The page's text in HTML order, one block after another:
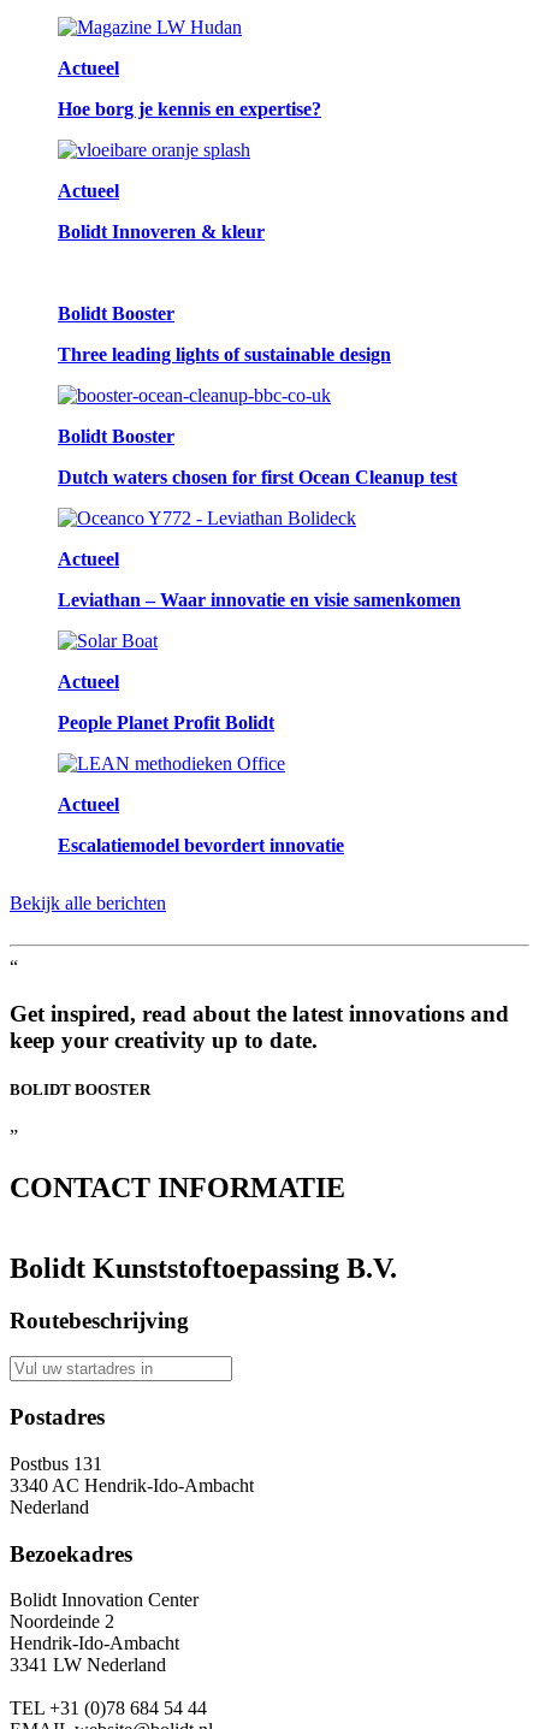
Actueel
Hoe borg je kennis en expertise?
Actueel
Bolidt Innoveren & kleur
Bolidt Booster
Three leading lights of sustainable design
Bolidt Booster
Dutch waters chosen for first Ocean Cleanup test
Actueel
Leviathan – Waar innovatie en visie samenkomen
Actueel
People Planet Profit Bolidt
Actueel
Escalatiemodel bevordert innovatie
Bekijk alle berichten
“
Get inspired, read about the latest innovations and
keep your creativity up to date.
BOLIDT BOOSTER
”
CONTACT INFORMATIE
Bolidt Kunststoftoepassing B.V.
Routebeschrijving
Postadres
Postbus 131
3340 AC Hendrik-Ido-Ambacht
Nederland
Bezoekadres
Bolidt Innovation Center
Noordeinde 2
Hendrik-Ido-Ambacht
3341 LW Nederland
TEL +31 (0)78 684 54 44